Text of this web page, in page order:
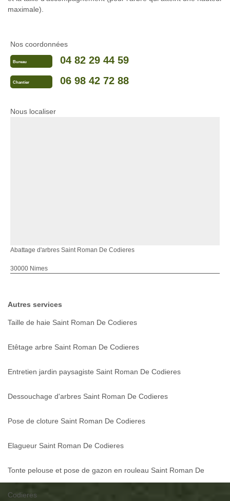
maximale).
Nos coordonnées
Bureau 04 82 29 44 59
Chantier 06 98 42 72 88
Nous localiser
Abattage d'arbres Saint Roman De Codieres
30000 Nimes
Autres services
Taille de haie Saint Roman De Codieres
Etêtage arbre Saint Roman De Codieres
Entretien jardin paysagiste Saint Roman De Codieres
Dessouchage d'arbres Saint Roman De Codieres
Pose de cloture Saint Roman De Codieres
Elagueur Saint Roman De Codieres
Tonte pelouse et pose de gazon en rouleau Saint Roman De
Codieres